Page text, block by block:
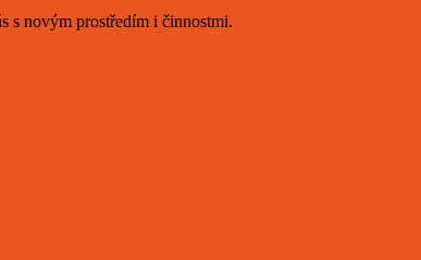
s novým prostředím i činnostmi.